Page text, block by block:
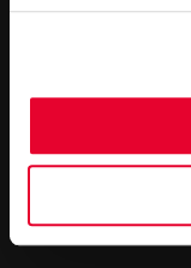
Servis